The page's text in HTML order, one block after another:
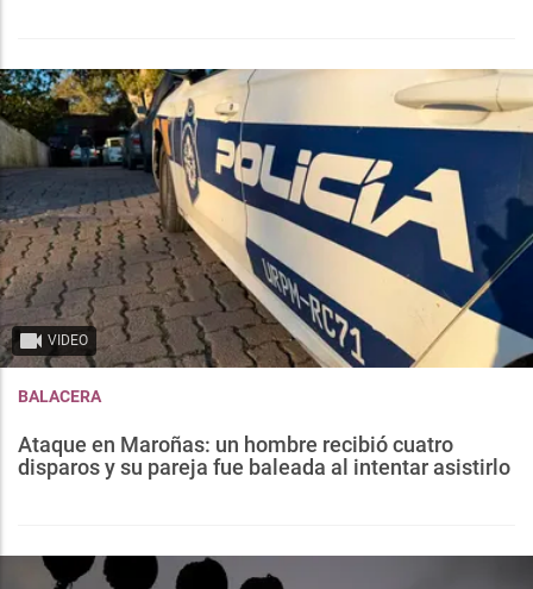
VIDEO
BALACERA
Ataque en Maroñas: un hombre recibió cuatro
disparos y su pareja fue baleada al intentar asistirlo